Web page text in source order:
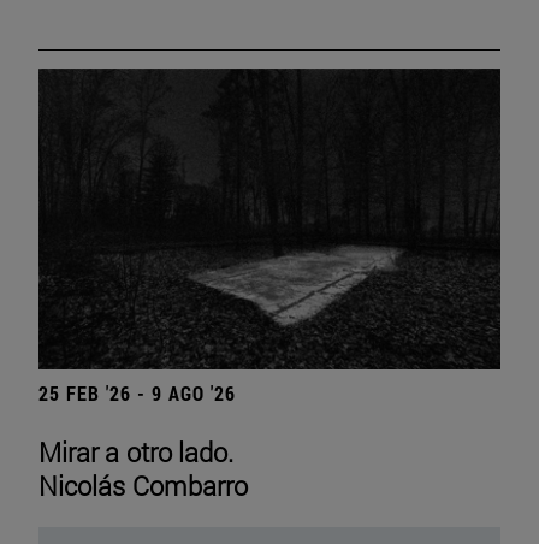
25 FEB '26 - 9 AGO '26
Mirar a otro lado.
Nicolás Combarro